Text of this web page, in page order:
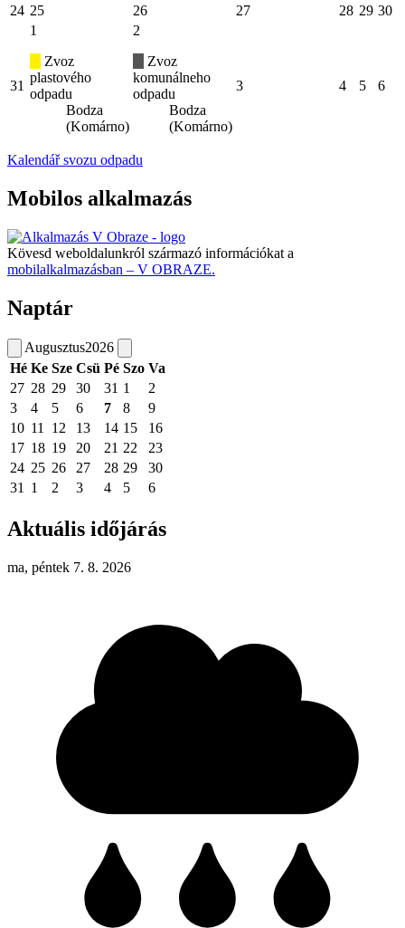
24 25 26 27 28 29 30
31
1
Zvoz
plastového
odpadu
Bodza
(Komárno)
2
Zvoz
komunálneho
odpadu
Bodza
(Komárno)
3 4 5 6
Kalendář svozu odpadu
Mobilos alkalmazás
Kövesd weboldalunkról származó információkat a
mobilalkalmazásban – V OBRAZE.
Naptár
Augusztus2026
Hé Ke Sze Csü Pé Szo Va
27 28 29 30 31 1
2
3
4 5 6 7 8
9
10 11 12 13 14 15
16
17 18 19 20 21 22
23
24 25 26 27 28 29
30
31
1 2 3 4 5 6
Aktuális időjárás
ma, péntek 7. 8. 2026